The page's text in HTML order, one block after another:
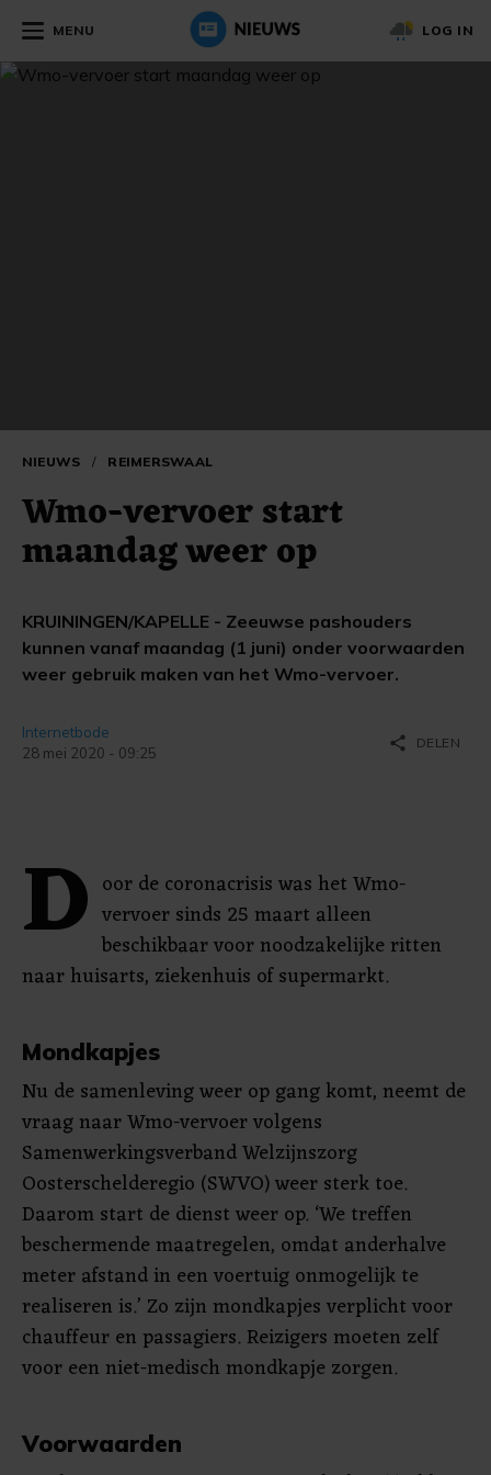
MENU LOG IN
NIEUWS / REIMERSWAAL
Wmo-vervoer start
maandag weer op
KRUININGEN/KAPELLE - Zeeuwse pashouders
kunnen vanaf maandag (1 juni) onder voorwaarden
weer gebruik maken van het Wmo-vervoer.
Internetbode
28 mei 2020 - 09:25
share DELEN
D oor de coronacrisis was het Wmo-
vervoer sinds 25 maart alleen
beschikbaar voor noodzakelijke ritten
naar huisarts, ziekenhuis of supermarkt.
Mondkapjes
Nu de samenleving weer op gang komt, neemt de
vraag naar Wmo-vervoer volgens
Samenwerkingsverband Welzijnszorg
Oosterschelderegio (SWVO) weer sterk toe.
Daarom start de dienst weer op. ‘We treffen
beschermende maatregelen, omdat anderhalve
meter afstand in een voertuig onmogelijk te
realiseren is.’ Zo zijn mondkapjes verplicht voor
chauffeur en passagiers. Reizigers moeten zelf
voor een niet-medisch mondkapje zorgen.
Voorwaarden